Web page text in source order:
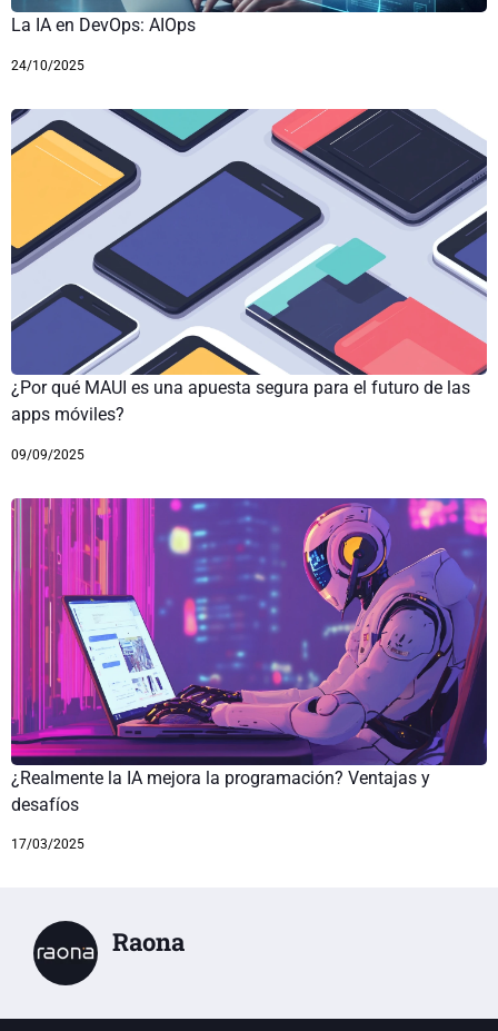
La IA en DevOps: AIOps
24/10/2025
¿Por qué MAUI es una apuesta segura para el futuro de las
apps móviles?
09/09/2025
¿Realmente la IA mejora la programación? Ventajas y
desafíos
17/03/2025
Raona